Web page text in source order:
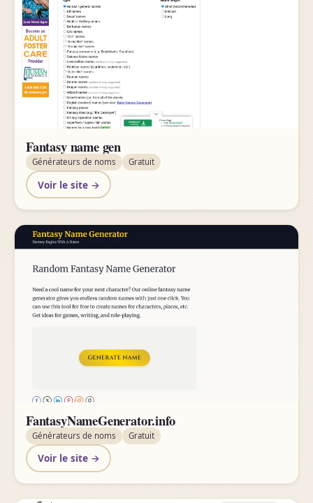
Fantasy name gen
Générateurs de noms Gratuit
Voir le site →
FantasyNameGenerator.info
Générateurs de noms Gratuit
Voir le site →